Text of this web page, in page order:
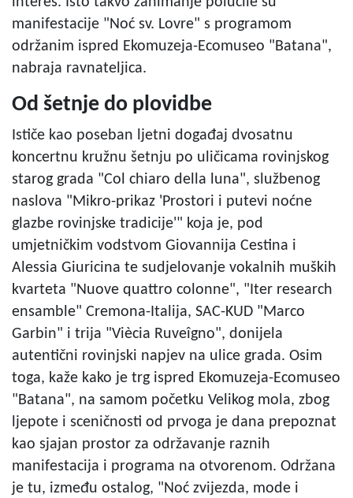
manifestacije "Noć sv. Lovre" s programom
održanim ispred Ekomuzeja-Ecomuseo "Batana",
nabraja ravnateljica.
Od šetnje do plovidbe
Ističe kao poseban ljetni događaj dvosatnu
koncertnu kružnu šetnju po uličicama rovinjskog
starog grada "Col chiaro della luna", službenog
naslova "Mikro-prikaz 'Prostori i putevi noćne
glazbe rovinjske tradicije'" koja je, pod
umjetničkim vodstvom Giovannija Cestina i
Alessia Giuricina te sudjelovanje vokalnih muških
kvarteta "Nuove quattro colonne", "Iter research
ensamble" Cremona-Italija, SAC-KUD "Marco
Garbin" i trija "Viècia Ruveîgno", donijela
autentični rovinjski napjev na ulice grada. Osim
toga, kaže kako je trg ispred Ekomuzeja-Ecomuseo
"Batana", na samom početku Velikog mola, zbog
ljepote i sceničnosti od prvoga je dana prepoznat
kao sjajan prostor za održavanje raznih
manifestacija i programa na otvorenom. Održana
je tu, između ostalog, "Noć zvijezda, mode i